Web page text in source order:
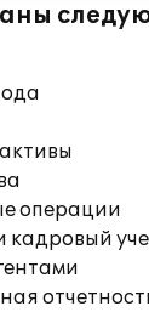
операции
кадровый